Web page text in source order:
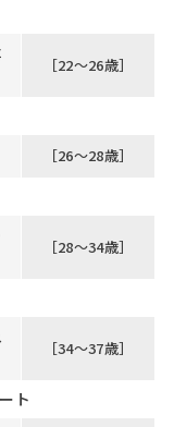
［22～26歳］
［26～28歳］
［28～34歳］
［34～37歳］
ト